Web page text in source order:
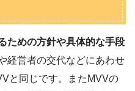
ための方針や具体的な手段
経営者の交代などにあわせ
と同じです。またMVVの